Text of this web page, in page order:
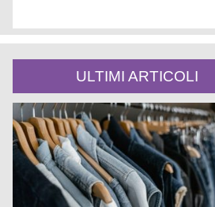
ULTIMI ARTICOLI